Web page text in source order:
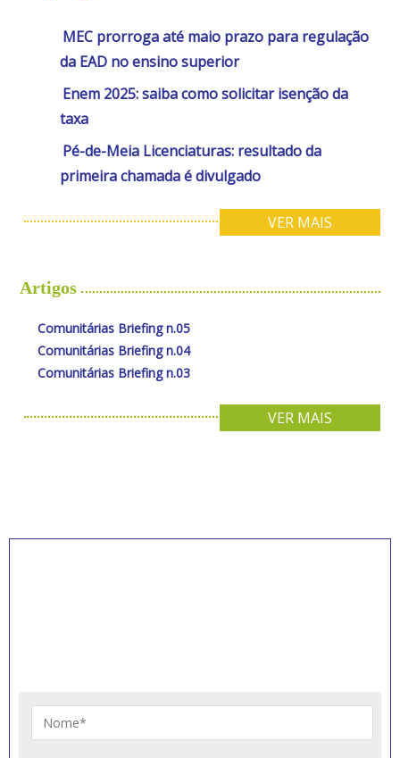
MEC prorroga até maio prazo para regulação
da EAD no ensino superior
Enem 2025: saiba como solicitar isenção da
taxa
Pé-de-Meia Licenciaturas: resultado da
primeira chamada é divulgado
VER MAIS
Artigos
Comunitárias Briefing n.05
Comunitárias Briefing n.04
Comunitárias Briefing n.03
VER MAIS